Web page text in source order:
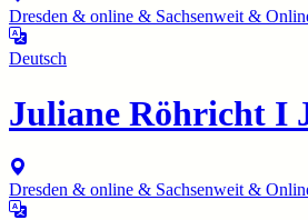
Dresden & online & Sachsenweit &
Deutsch
Juliane Röhricht I
Dresden & online & Sachsenweit &